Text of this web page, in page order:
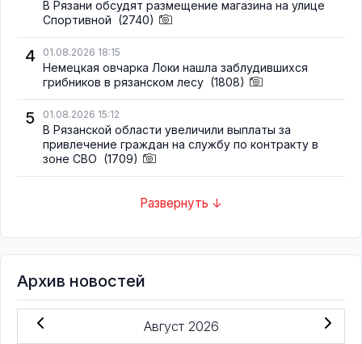
В Рязани обсудят размещение магазина на улице
Спортивной (2740)
4 01.08.2026 18:15
Немецкая овчарка Локи нашла заблудившихся
грибников в рязанском лесу (1808)
5 01.08.2026 15:12
В Рязанской области увеличили выплаты за
привлечение граждан на службу по контракту в
зоне СВО (1709)
Развернуть ↓
Архив новостей
Август 2026